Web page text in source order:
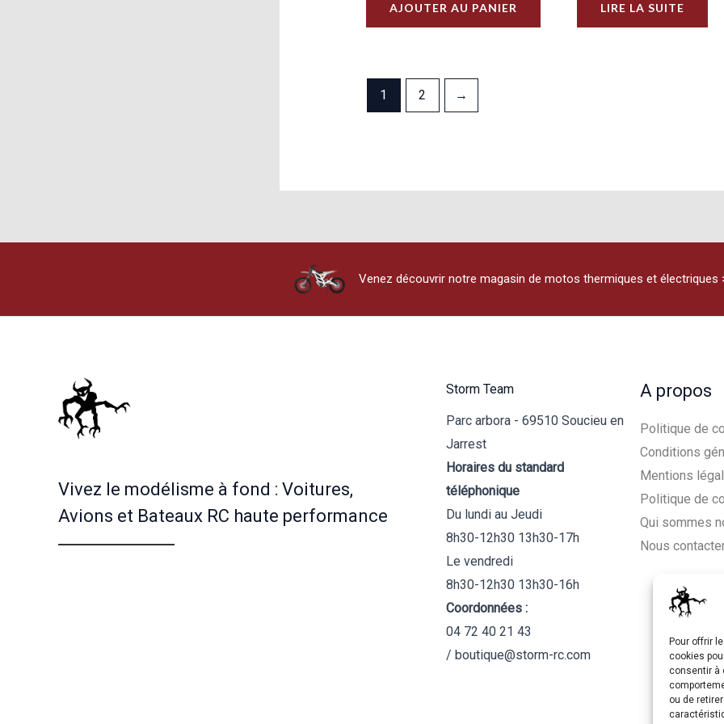
Pour offrir
cookies
consentir à
ou de
AJOUTER AU PANIER LIRE LA SUITE
1 2 →
Venez découvrir notre magasin de motos thermiques et électriques
Vivez le modélisme à fond : Voitures,
Avions et Bateaux RC haute performance
Storm Team
Parc arbora - 69510 Soucieu en
Jarrest
Horaires du standard
téléphonique
Du lundi au Jeudi
8h30-12h30 13h30-17h
Le vendredi
8h30-12h30 13h30-16h
Coordonnées :
04 72 40 21 43
/ boutique@storm-rc.com
A propos
Politique de
Conditions
Mentions
Politique de
Qui sommes
Nous